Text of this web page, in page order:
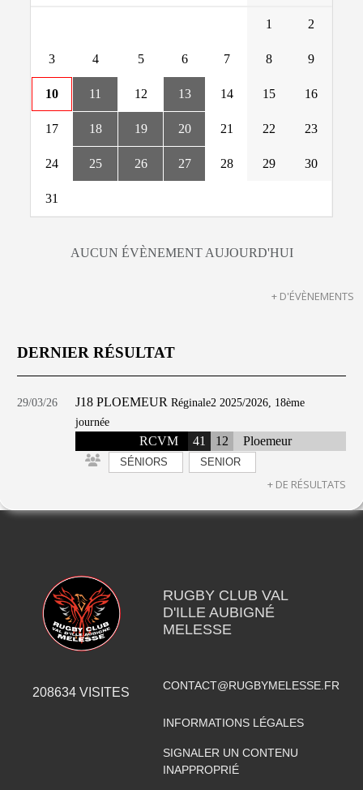
1 2
3 4 5 6 7 8 9
10 11 12 13 14 15 16
17 18 19 20 21 22 23
24 25 26 27 28 29 30
31
AUCUN ÉVÈNEMENT AUJOURD'HUI
+ D'ÉVÈNEMENTS
DERNIER RÉSULTAT
29/03/26 J18 PLOEMEUR Réginale2 2025/2026, 18ème
journée
RCVM 41 12 Ploemeur
SÉNIORS SENIOR
+ DE RÉSULTATS
208634 VISITES
RUGBY CLUB VAL
D'ILLE AUBIGNÉ
MELESSE
CONTACT@RUGBYMELESSE.FR
INFORMATIONS LÉGALES
SIGNALER UN CONTENU
INAPPROPRIÉ